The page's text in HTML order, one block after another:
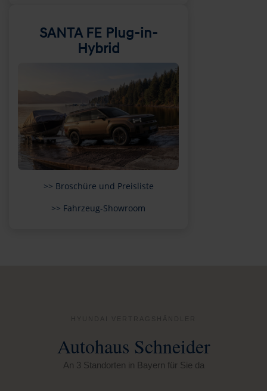
SANTA FE Plug-in-
Hybrid
>> Broschüre und Preisliste
>> Fahrzeug-Showroom
Autohaus Schneider
An 3 Standorten in Bayern für Sie da